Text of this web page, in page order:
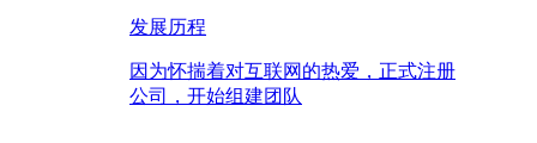
发展历程
因为怀揣着对互联网的热爱，正式注册
公司，开始组建团队